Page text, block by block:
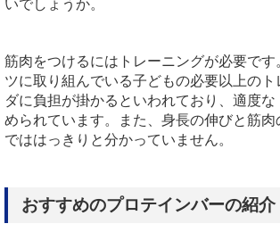
いでしょうか。
筋肉をつけるにはトレーニングが必要です
ツに取り組んでいる子どもの必要以上のト
ダに負担が掛かるといわれており、適度
められています。また、身長の伸びと筋肉
でははっきりと分かっていません。
おすすめのプロテインバーの紹介